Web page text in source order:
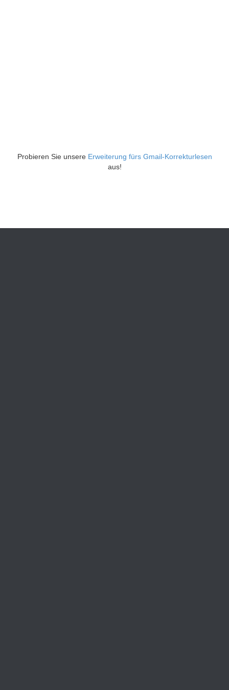
Probieren Sie unsere Erweiterung fürs Gmail-Korrekturlesen
aus!